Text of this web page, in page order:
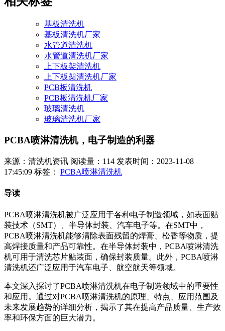
基板清洗机
基板清洗机厂家
水管道清洗机
水管道清洗机厂家
上下板架清洗机
上下板架清洗机厂家
PCB板清洗机
PCB板清洗机厂家
玻璃清洗机
玻璃清洗机厂家
PCBA喷淋清洗机，电子制造的利器
来源：清洗机资讯 阅读量：114 发表时间：2023-11-08
17:45:09 标签： PCBA喷淋清洗机
导读
PCBA喷淋清洗机被广泛应用于各种电子制造领域，如表面贴
装技术（SMT）、半导体封装、汽车电子等。在SMT中，
PCBA喷淋清洗机能够清除表面残留的焊膏、松香等物质，提
高焊接质量和产品可靠性。在半导体封装中，PCBA喷淋清洗
机可用于清洗芯片贴装面，确保封装质量。此外，PCBA喷淋
清洗机还广泛应用于汽车电子、航空航天等领域。
本文深入探讨了PCBA喷淋清洗机在电子制造领域中的重要性
和应用。通过对PCBA喷淋清洗机的原理、特点、应用范围及
未来发展趋势的详细分析，揭示了其在提高产品质量、生产效
率和环保方面的巨大潜力。